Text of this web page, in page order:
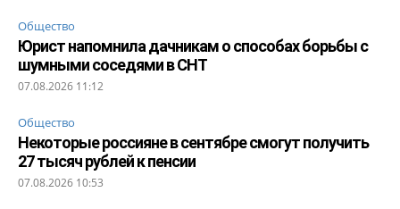
Общество
Юрист напомнила дачникам о способах борьбы с
шумными соседями в СНТ
07.08.2026 11:12
Общество
Некоторые россияне в сентябре смогут получить
27 тысяч рублей к пенсии
07.08.2026 10:53